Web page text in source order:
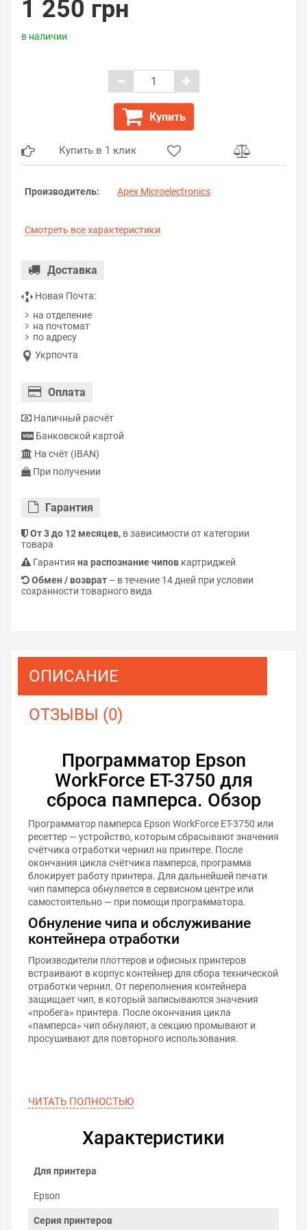
1 250 грн
в наличии
Купить
Купить в 1 клик
Производитель: Apex Microelectronics
Смотреть все характеристики
Доставка
Новая Почта:
на отделение
на почтомат
по адресу
Укрпочта
Оплата
Наличный расчёт
Банковской картой
На счёт (IBAN)
При получении
Гарантия
От 3 до 12 месяцев, в зависимости от категории
товара
Гарантия на распознание чипов картриджей
Обмен / возврат – в течение 14 дней при условии
сохранности товарного вида
ОПИСАНИЕ
ОТЗЫВЫ (0)
Программатор Epson
WorkForce ET-3750 для
сброса памперса. Обзор
Программатор памперса Epson WorkForce ET-3750 или
ресеттер — устройство, которым сбрасывают значения
счётчика отработки чернил на принтере. После
окончания цикла счётчика памперса, программа
блокирует работу принтера. Для дальнейшей печати
чип памперса обнуляется в сервисном центре или
самостоятельно — при помощи программатора.
Обнуление чипа и обслуживание
контейнера отработки
Производители плоттеров и офисных принтеров
встраивают в корпус контейнер для сбора технической
отработки чернил. От переполнения контейнера
защищает чип, в который записываются значения
«пробега» принтера. После окончания цикла
«памперса» чип обнуляют, а секцию промывают и
просушивают для повторного использования.
ЧИТАТЬ ПОЛНОСТЬЮ
Характеристики
Для принтера
Epson
Серия принтеров